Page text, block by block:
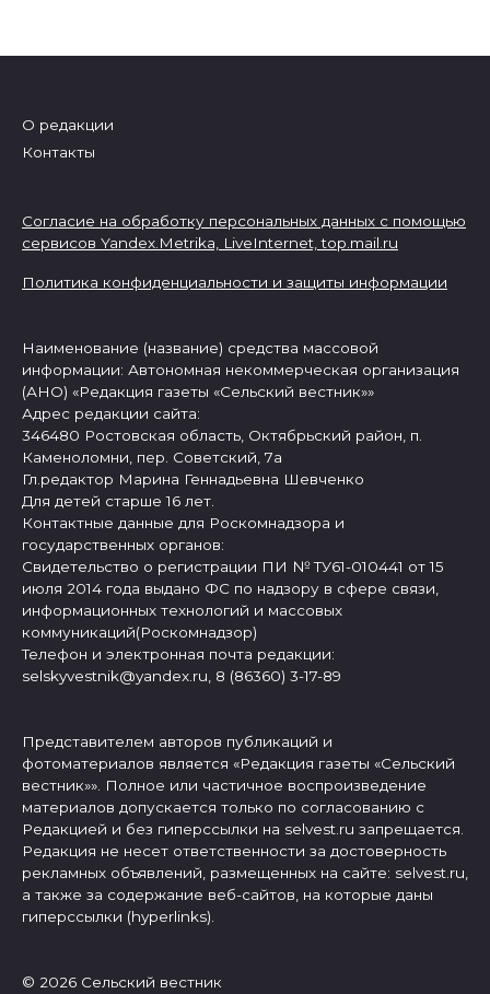
О редакции
Контакты
Согласие на обработку персональных данных с помощью
сервисов Yandex.Metrika, LiveInternet,top.mail.ru
Политика конфиденциальности и защиты информации
Наименование (название) средства массовой
информации: Автономная некоммерческая организация
(АНО) «Редакция газеты «Сельский вестник»»
Адрес редакции сайта:
346480 Ростовская область, Октябрьский район, п.
Каменоломни, пер. Советский, 7а
Гл.редактор Марина Геннадьевна Шевченко
Для детей старше 16 лет.
Контактные данные для Роскомнадзора и
государственных органов:
Свидетельство о регистрации ПИ № ТУ61-010441 от 15
июля 2014 года выдано ФС по надзору в сфере связи,
информационных технологий и массовых
коммуникаций(Роскомнадзор)
Телефон и электронная почта редакции:
selskyvestnik@yandex.ru, 8 (86360) 3-17-89
Представителем авторов публикаций и
фотоматериалов является «Редакция газеты «Сельский
вестник»». Полное или частичное воспроизведение
материалов допускается только по согласованию с
Редакцией и без гиперссылки на selvest.ru запрещается.
Редакция не несет ответственности за достоверность
рекламных объявлений, размещенных на сайте: selvest.ru,
а также за содержание веб-сайтов, на которые даны
гиперссылки (hyperlinks).
© 2026 Сельский вестник